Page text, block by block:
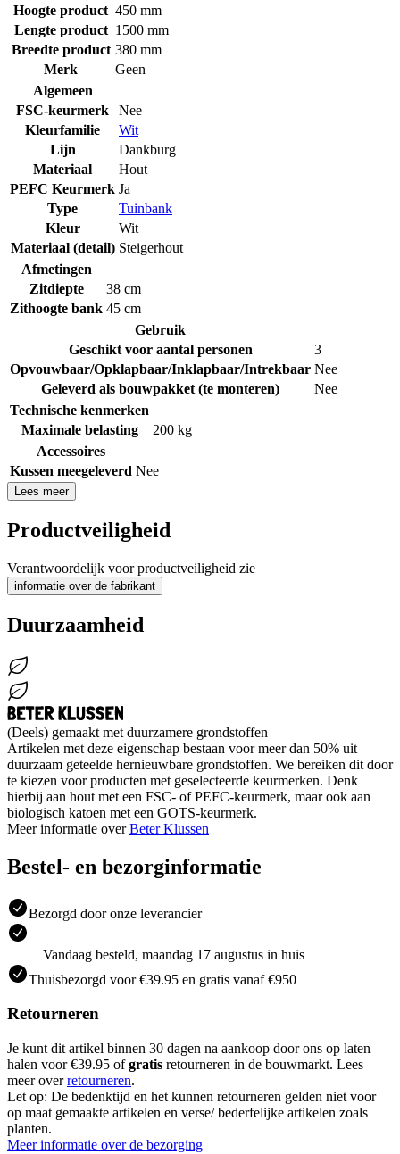
Hoogte product 450 mm
Lengte product 1500 mm
Breedte product 380 mm
Merk
Geen
Algemeen
FSC-keurmerk
Nee
Kleurfamilie
Wit
Lijn
Dankburg
Materiaal
Hout
PEFC Keurmerk Ja
Type
Tuinbank
Kleur
Wit
Materiaal (detail) Steigerhout
Afmetingen
Zitdiepte
38 cm
Zithoogte bank 45 cm
Gebruik
Geschikt voor aantal personen
3
Opvouwbaar/Opklapbaar/Inklapbaar/Intrekbaar Nee
Geleverd als bouwpakket (te monteren)
Nee
Technische kenmerken
Maximale belasting
200 kg
Accessoires
Kussen meegeleverd Nee
Lees meer
Productveiligheid
Verantwoordelijk voor productveiligheid zie
informatie over de fabrikant
Duurzaamheid
(Deels) gemaakt met duurzamere grondstoffen
Artikelen met deze eigenschap bestaan voor meer dan 50% uit
duurzaam geteelde hernieuwbare grondstoffen. We bereiken dit door
te kiezen voor producten met geselecteerde keurmerken. Denk
hierbij aan hout met een FSC- of PEFC-keurmerk, maar ook aan
biologisch katoen met een GOTS-keurmerk.
Meer informatie overBeter Klussen
Bestel- en bezorginformatie
Bezorgd door onze leverancier
Vandaag besteld, maandag 17 augustus in huis
Thuisbezorgd voor €39.95 en gratis vanaf €950
Retourneren
Je kunt dit artikel binnen 30 dagen na aankoop door ons op laten
halen voor €39.95 ofgratis retourneren in de bouwmarkt. Lees
meer overretourneren.
Let op: De bedenktijd en het kunnen retourneren gelden niet voor
op maat gemaakte artikelen en verse/ bederfelijke artikelen zoals
planten.
Meer informatie over de bezorging